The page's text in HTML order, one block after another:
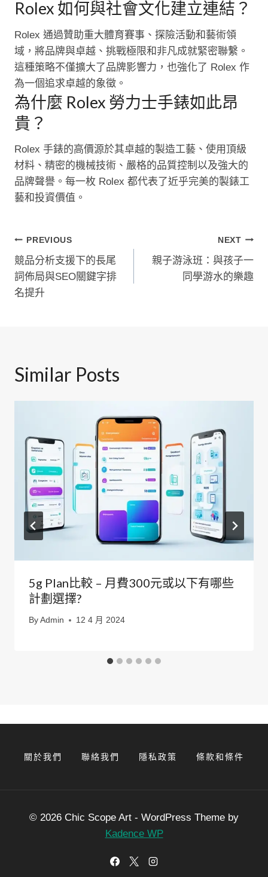
Rolex 如何與社會文化建立連結？
Rolex 通過贊助重大體育賽事、探險活動和藝術領
域，將品牌與卓越、挑戰極限和非凡成就緊密聯繫。
這種策略不僅擴大了品牌影響力，也強化了 Rolex 作
為一個追求卓越的象徵。
為什麼 Rolex 勞力士手錶如此昂
貴？
Rolex 手錶的高價源於其卓越的製造工藝、使用頂級
材料、精密的機械技術、嚴格的品質控制以及強大的
品牌聲譽。每一枚 Rolex 都代表了近乎完美的製錶工
藝和投資價值。
文
章
導
PREVIOUS
競品分析支援下的長尾
詞佈局與SEO關鍵字排
名提升
NEXT
親子游泳班：與孩子一
同學游水的樂趣
Similar Posts
5g Plan比較 – 月費300元或以下有哪些
計劃選擇?
By Admin 12 4 月 2024
關於我們 聯絡我們 隱私政策 條款和條件
© 2026 Chic Scope Art - WordPress Theme by
Kadence WP